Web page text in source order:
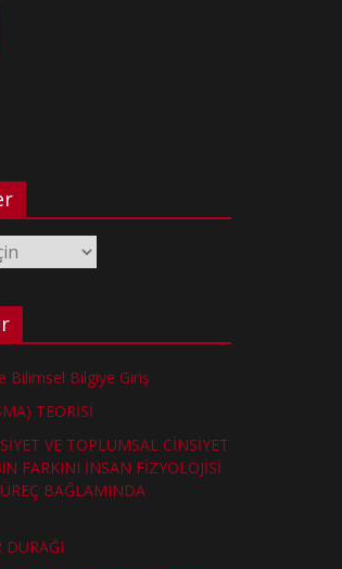
Bilimsel Bilgiye Giriş
TEORİSİ
VE TOPLUMSAL CİNSİYET
FARKINI İNSAN FİZYOLOJİSİ
BAĞLAMINDA
DURAĞI